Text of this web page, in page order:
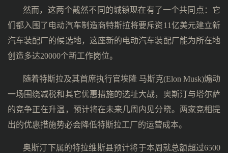
然而，这两个截然不同的城镇现在有了一个共同点：它
们都入围了电动汽车制造商特斯拉将要斥资11亿美元建立新
汽车装配厂的候选地，这座新的电动汽车装配厂能为所在地
创造多达20000个新工作岗位。
随着特斯拉及其首席执行官埃隆 马斯克(Elon Musk)煽动
一场围绕减税和其它优惠措施的选址大战，奥斯汀与塔尔萨
的竞争正在升温，预计将在未来几周内见分晓。两家竞相提
出的优惠措施势必会降低特斯拉工厂的运营成本。
奥斯汀下属的特拉维斯县预计将于本周就总额超过6500